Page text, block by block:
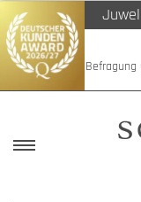
Befragung